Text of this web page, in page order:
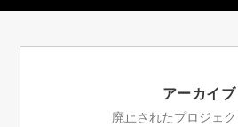
アーカイブ
廃止されたプロジェ